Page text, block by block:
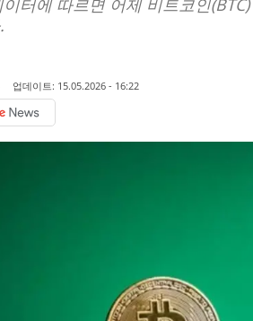
터에 따르면 어제 비트코인
업데이트: 15.05.2026 - 16:22